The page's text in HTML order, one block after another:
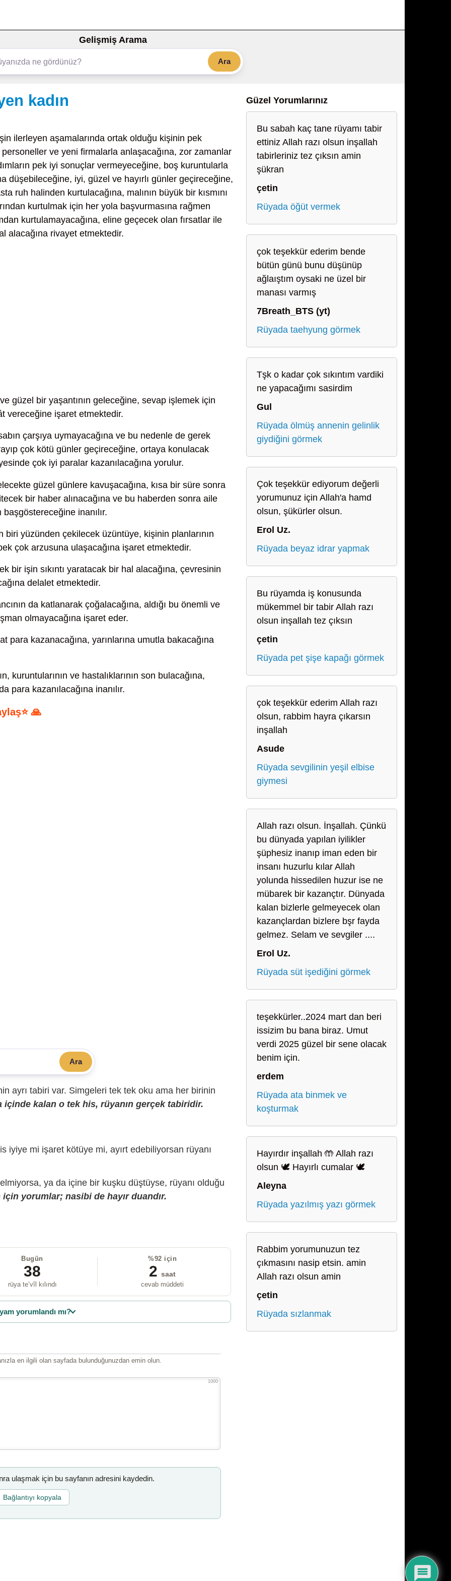
Gelişmiş Arama
Ara
kadın
ilerleyen aşamalarında ortak olduğu kişinin pek
personeller ve yeni firmalarla anlaşacağına, zor zamanlar
pek iyi sonuçlar vermeyeceğine, boş kuruntularla
düşebileceğine, iyi, güzel ve hayırlı günler geçireceğine,
ruh halinden kurtulacağına, malının büyük bir kısmını
kurtulmak için her yola başvurmasına rağmen
kurtulamayacağına, eline geçecek olan fırsatlar ile
alacağına rivayet etmektedir.
güzel bir yaşantının geleceğine, sevap işlemek için
vereceğine işaret etmektedir.
çarşıya uymayacağına ve bu nedenle de gerek
çok kötü günler geçireceğine, ortaya konulacak
çok iyi paralar kazanılacağına yorulur.
güzel günlere kavuşacağına, kısa bir süre sonra
bir haber alınacağına ve bu haberden sonra aile
inanılır.
biri yüzünden çekilecek üzüntüye, kişinin planlarının
çok arzusuna ulaşacağına işaret etmektedir.
bir işin sıkıntı yaratacak bir hal alacağına, çevresinin
delalet etmektedir.
da katlanarak çoğalacağına, aldığı bu önemli ve
olmayacağına işaret eder.
para kazanacağına, yarınlarına umutla bakacağına
kuruntularının ve hastalıklarının son bulacağına,
para kazanılacağına inanılır.
🙏
Ara
ayrı tabiri var. Simgeleri tek tek oku ama her birinin
içinde kalan o tek his, rüyanın gerçek tabiridir.
iyiye mi işaret kötüye mi, ayırt edebiliyorsan rüyanı
ya da içine bir kuşku düştüyse, rüyanı olduğu
yorumlar; nasibi de hayır duandır.
Bugün
38
rüya te’vîl kılındı
%92 için
2 saat
cevab müddeti
yorumlandı mı?
en ilgili olan sayfada bulunduğunuzdan emin olun.
1000
ulaşmak için bu sayfanın adresini kaydedin.
Bağlantıyı kopyala
Güzel Yorumlarınız
Bu sabah kaç tane rüyamı tabir
ettiniz Allah razı olsun inşallah
tabirleriniz tez çıksın amin
şükran
çetin
Rüyada öğüt vermek
çok teşekkür ederim bende
bütün günü bunu düşünüp
ağlaıştım oysaki ne üzel bir
manası varmış
7Breath_BTS (yt)
Rüyada taehyung görmek
Tşk o kadar çok sıkıntım vardiki
ne yapacağımı sasirdim
Gul
Rüyada ölmüş annenin gelinlik
giydiğini görmek
Çok teşekkür ediyorum değerli
yorumunuz için Allah'a hamd
olsun, şükürler olsun.
Erol Uz.
Rüyada beyaz idrar yapmak
Bu rüyamda iş konusunda
mükemmel bir tabir Allah razı
olsun inşallah tez çıksın
çetin
Rüyada pet şişe kapağı görmek
çok teşekkür ederim Allah razı
olsun, rabbim hayra çıkarsın
inşallah
Asude
Rüyada sevgilinin yeşil elbise
giymesi
Allah razı olsun. İnşallah. Çünkü
bu dünyada yapılan iyilikler
şüphesiz inanıp iman eden bir
insanı huzurlu kılar Allah
yolunda hissedilen huzur ise ne
mübarek bir kazançtır. Dünyada
kalan bizlerle gelmeyecek olan
kazançlardan bizlere bşr fayda
gelmez. Selam ve sevgiler ....
Erol Uz.
Rüyada süt işediğini görmek
teşekkürler..2024 mart dan beri
issizim bu bana biraz. Umut
verdi 2025 güzel bir sene olacak
benim için.
erdem
Rüyada ata binmek ve
koşturmak
Hayırdır inşallah 🤲 Allah razı
olsun 🕊️ Hayırlı cumalar 🕊️
Aleyna
Rüyada yazılmış yazı görmek
Rabbim yorumunuzun tez
çıkmasını nasip etsin. amin
Allah razı olsun amin
çetin
Rüyada sızlanmak